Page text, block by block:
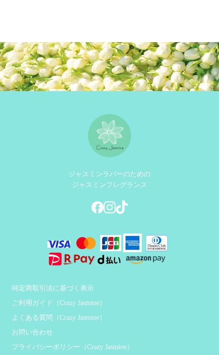
ジャスミンラバーのための
ジャスミンフレグランス
特定商取引法に基づく表示
ご利用ガイド（Crazy Jasmine）
よくある質問（Crazy Jasmine）
お問い合わせ
プライバシーポリシー（Crazy Jasmine）